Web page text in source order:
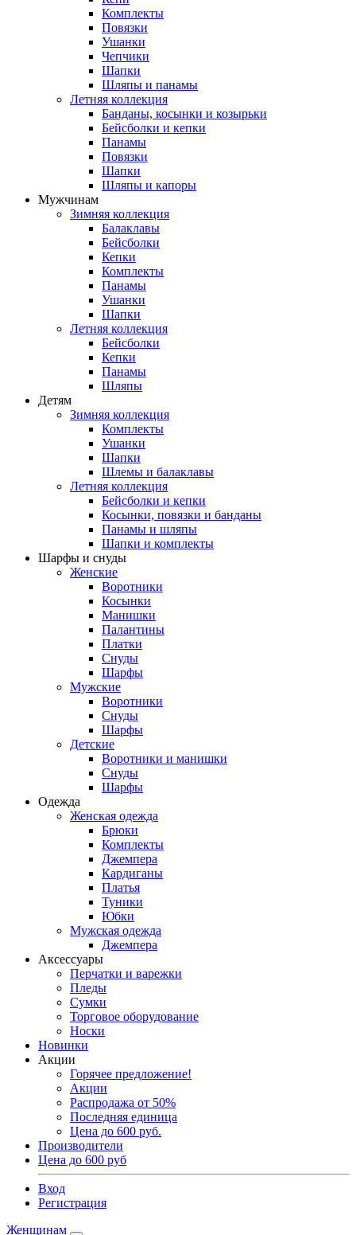
Комплекты
Повязки
Ушанки
Чепчики
Шапки
Шляпы и панамы
Летняя коллекция
Банданы, косынки и козырьки
Бейсболки и кепки
Панамы
Повязки
Шапки
Шляпы и капоры
Мужчинам
Зимняя коллекция
Балаклавы
Бейсболки
Кепки
Комплекты
Панамы
Ушанки
Шапки
Летняя коллекция
Бейсболки
Кепки
Панамы
Шляпы
Детям
Зимняя коллекция
Комплекты
Ушанки
Шапки
Шлемы и балаклавы
Летняя коллекция
Бейсболки и кепки
Косынки, повязки и банданы
Панамы и шляпы
Шапки и комплекты
Шарфы и снуды
Женские
Воротники
Косынки
Манишки
Палантины
Платки
Снуды
Шарфы
Мужские
Воротники
Снуды
Шарфы
Детские
Воротники и манишки
Снуды
Шарфы
Одежда
Женская одежда
Брюки
Комплекты
Джемпера
Кардиганы
Платья
Туники
Юбки
Мужская одежда
Джемпера
Аксессуары
Перчатки и варежки
Пледы
Сумки
Торговое оборудование
Носки
Новинки
Акции
Горячее предложение!
Акции
Распродажа от 50%
Последняя единица
Цена до 600 руб.
Производители
Цена до 600 руб
Вход
Регистрация
Женщинам